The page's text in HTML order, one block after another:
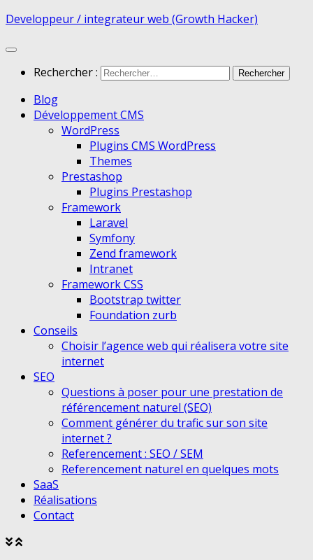
Developpeur / integrateur web (Growth Hacker)
Rechercher :
Blog
Développement CMS
WordPress
Plugins CMS WordPress
Themes
Prestashop
Plugins Prestashop
Framework
Laravel
Symfony
Zend framework
Intranet
Framework CSS
Bootstrap twitter
Foundation zurb
Conseils
Choisir l’agence web qui réalisera votre site
internet
SEO
Questions à poser pour une prestation de
référencement naturel (SEO)
Comment générer du trafic sur son site
internet ?
Referencement : SEO / SEM
Referencement naturel en quelques mots
SaaS
Réalisations
Contact
Agrandir
Réduire